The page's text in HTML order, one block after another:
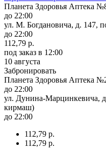
Планета Здоровья Аптека
до 22:00
ул. М. Богдановича, д. 147,
до 22:00
112,79 р.
под заказ в 12:00
10 августа
Забронировать
Планета Здоровья Аптека
до 22:00
ул. Дунина-Марцинкевича,
кирмаш)
до 22:00
112,79 р.
112,79 р.